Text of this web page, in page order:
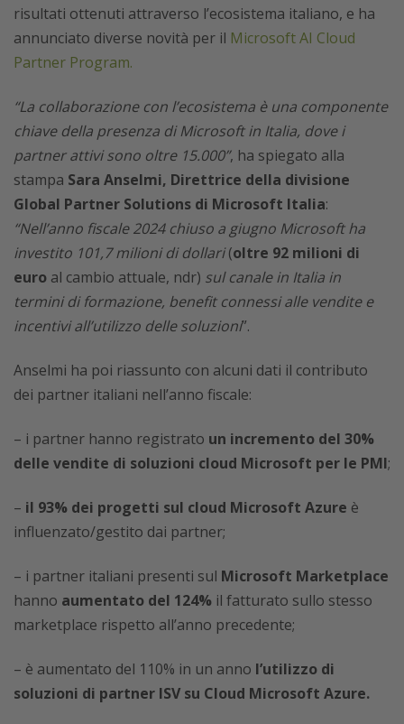
risultati ottenuti attraverso l’ecosistema italiano, e ha
annunciato diverse novità per il Microsoft AI Cloud
Partner Program.
“La collaborazione con l’ecosistema è una componente
chiave della presenza di Microsoft in Italia, dove i
partner attivi sono oltre 15.000”, ha spiegato alla
stampa Sara Anselmi, Direttrice della divisione
Global Partner Solutions di Microsoft Italia:
“Nell’anno fiscale 2024 chiuso a giugno Microsoft ha
investito 101,7 milioni di dollari(oltre 92 milioni di
euro al cambio attuale, ndr) sul canale in Italia in
termini di formazione, benefit connessi alle vendite e
incentivi all’utilizzo delle soluzioni”.
Anselmi ha poi riassunto con alcuni dati il contributo
dei partner italiani nell’anno fiscale:
– i partner hanno registrato un incremento del 30%
delle vendite di soluzioni cloud Microsoft per le PMI;
– il 93% dei progetti sul cloud Microsoft Azure è
influenzato/gestito dai partner;
– i partner italiani presenti sul Microsoft Marketplace
hanno aumentato del 124% il fatturato sullo stesso
marketplace rispetto all’anno precedente;
– è aumentato del 110% in un anno l’utilizzo di
soluzioni di partner ISV su Cloud Microsoft Azure.